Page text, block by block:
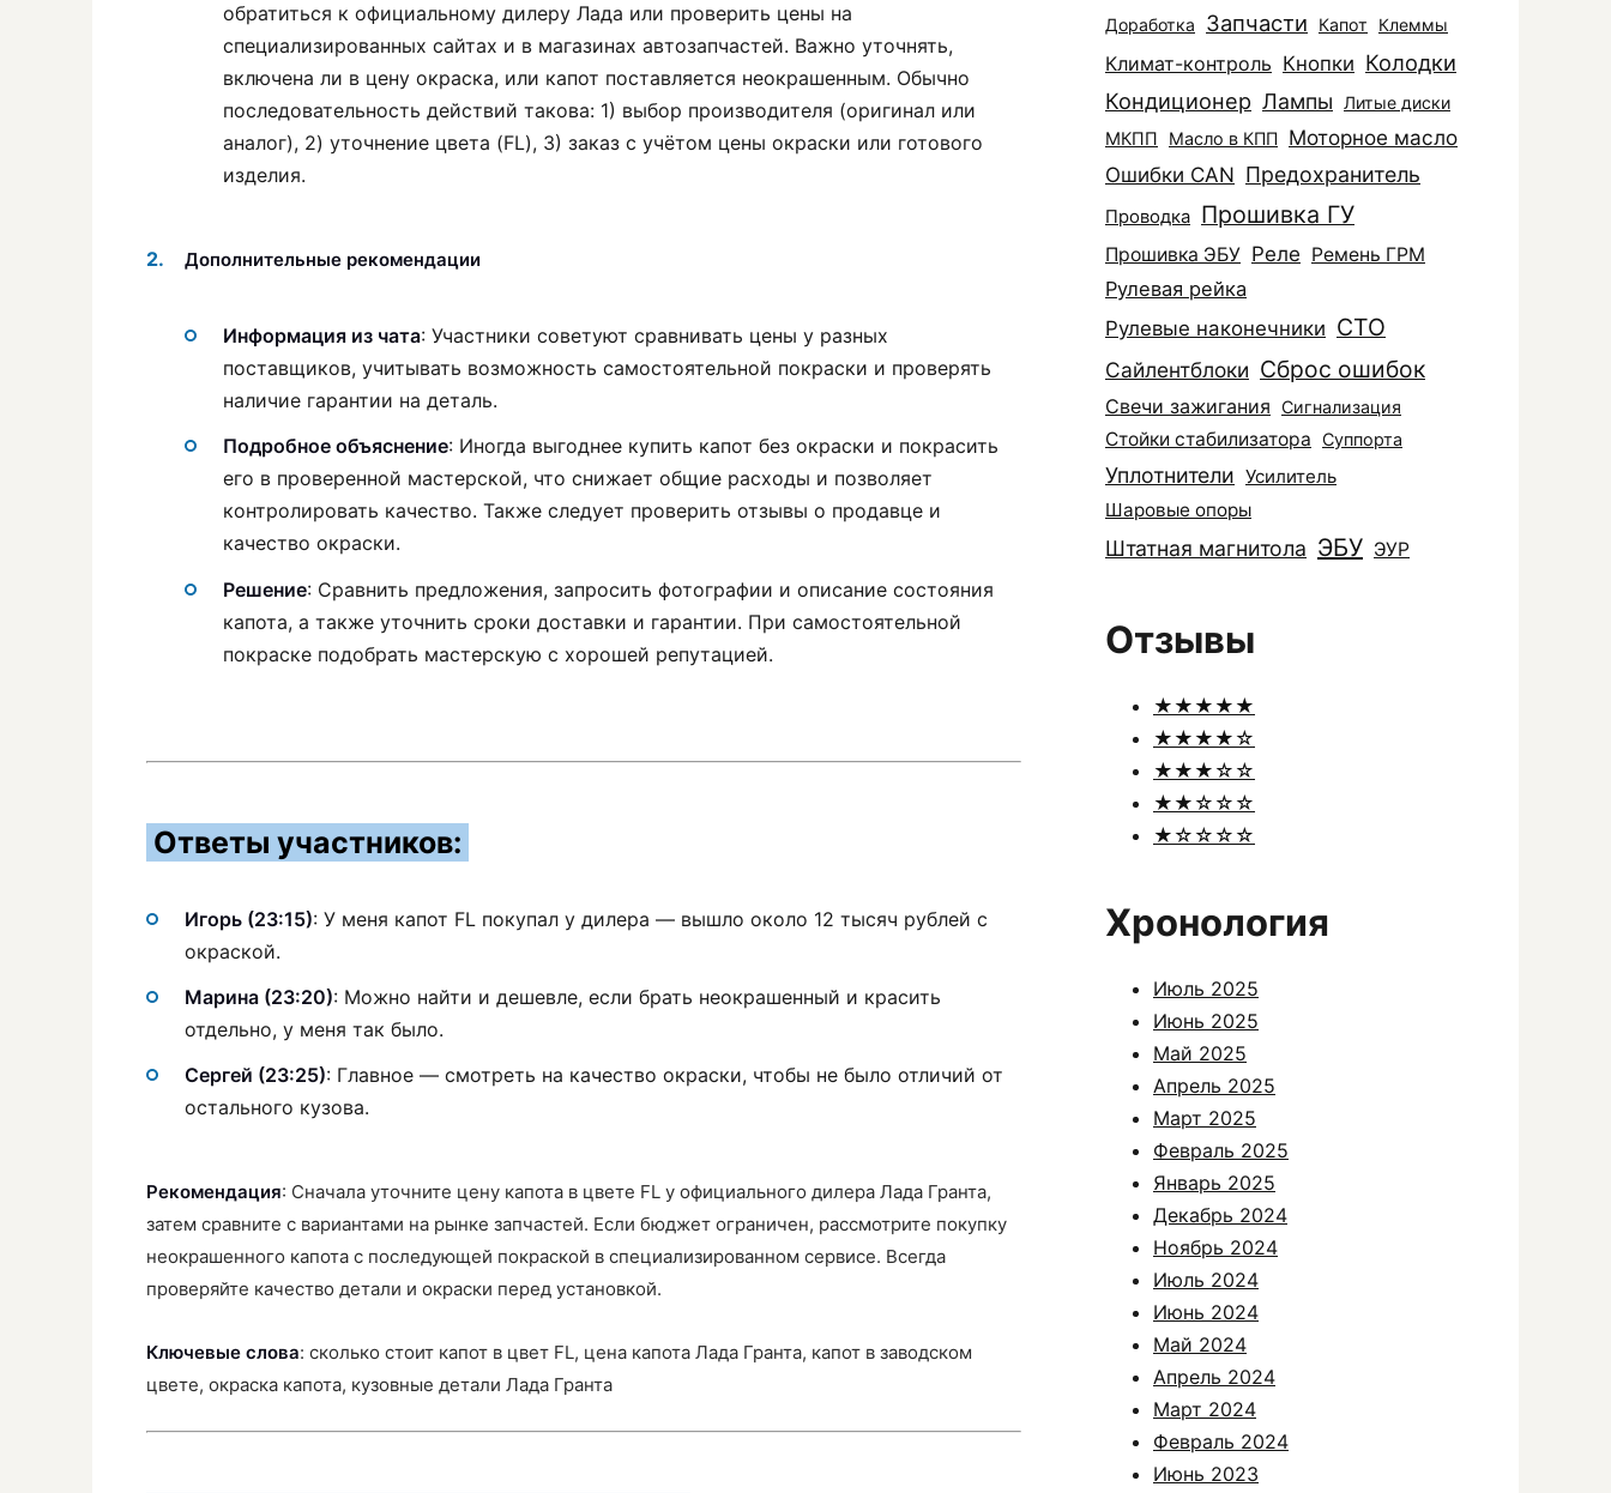
обратиться к официальному дилеру Лада или проверить цены на
специализированных сайтах и в магазинах автозапчастей. Важно уточнять,
включена ли в цену окраска, или капот поставляется неокрашенным. Обычно
последовательность действий такова: 1) выбор производителя (оригинал или
аналог), 2) уточнение цвета (FL), 3) заказ с учётом цены окраски или готового
изделия.
Дополнительные рекомендации
Информация из чата: Участники советуют сравнивать цены у разных
поставщиков, учитывать возможность самостоятельной покраски и проверять
наличие гарантии на деталь.
Подробное объяснение: Иногда выгоднее купить капот без окраски и покрасить
его в проверенной мастерской, что снижает общие расходы и позволяет
контролировать качество. Также следует проверить отзывы о продавце и
качество окраски.
Решение: Сравнить предложения, запросить фотографии и описание состояния
капота, а также уточнить сроки доставки и гарантии. При самостоятельной
покраске подобрать мастерскую с хорошей репутацией.
Ответы участников:
Игорь (23:15): У меня капот FL покупал у дилера — вышло около 12 тысяч рублей с
окраской.
Марина (23:20): Можно найти и дешевле, если брать неокрашенный и красить
отдельно, у меня так было.
Сергей (23:25): Главное — смотреть на качество окраски, чтобы не было отличий от
остального кузова.
Рекомендация: Сначала уточните цену капота в цвете FL у официального дилера Лада Гранта,
затем сравните с вариантами на рынке запчастей. Если бюджет ограничен, рассмотрите покупку
неокрашенного капота с последующей покраской в специализированном сервисе. Всегда
проверяйте качество детали и окраски перед установкой.
Ключевые слова: сколько стоит капот в цвет FL, цена капота Лада Гранта, капот в заводском
цвете, окраска капота, кузовные детали Лада Гранта
Доработка Запчасти Капот Клеммы
Климат-контроль Кнопки Колодки
Кондиционер Лампы Литые диски
МКПП Масло в КПП
Моторное масло
Ошибки CAN Предохранитель
Проводка Прошивка ГУ
Прошивка ЭБУ Реле Ремень ГРМ
Рулевая рейка
Рулевые наконечники СТО
Сайлентблоки Сброс ошибок
Свечи зажигания Сигнализация
Стойки стабилизатора Суппорта
Уплотнители Усилитель
Шаровые опоры
Штатная магнитола ЭБУ ЭУР
Отзывы
★★★★★
★★★★☆
★★★☆☆
★★☆☆☆
★☆☆☆☆
Хронология
Июль 2025
Июнь 2025
Май 2025
Апрель 2025
Март 2025
Февраль 2025
Январь 2025
Декабрь 2024
Ноябрь 2024
Июль 2024
Июнь 2024
Май 2024
Апрель 2024
Март 2024
Февраль 2024
Июнь 2023